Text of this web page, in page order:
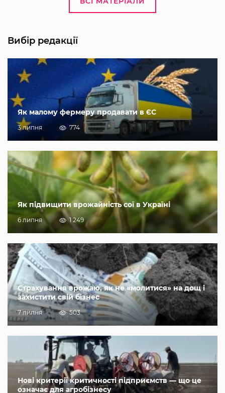
Вибір редакції
Як малому фермеру продавати в ЄС
3 липня 774
Як підвищити врожайність сої в Україні
6 липня 1 249
Страхування врожаю, як не «молитися» на дощ і
захистити свій бізнес
7 липня 503
Нові критерії критичності підприємств — що це
означає для агробізнесу